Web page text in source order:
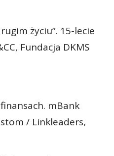
życiu”. 15-lecie
Fundacja DKMS
mBank
/ Linkleaders,